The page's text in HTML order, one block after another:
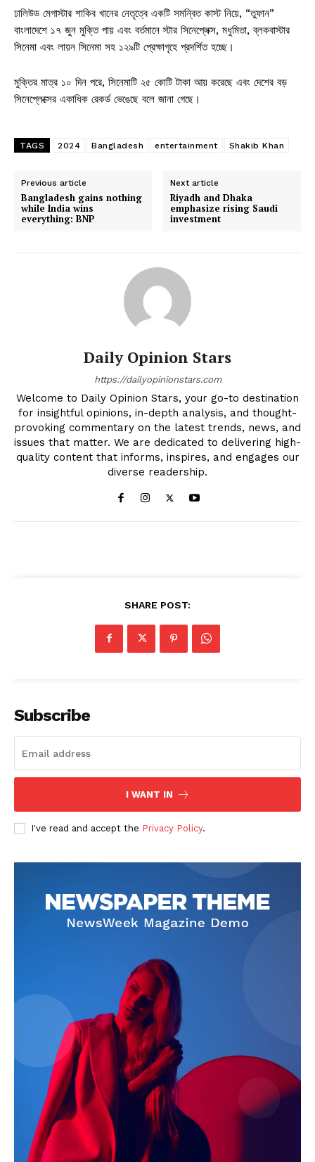
ঢালিউড মেগাস্টার শাকিব খানের নেতৃত্বে একটি সমন্বিত কাস্ট নিয়ে, “তুফান”
বাংলাদেশে ১৭ জুন মুক্তি পায় এবং বর্তমানে স্টার সিনেপ্লেক্স, মধুমিতা, ব্লকবাস্টার
সিনেমা এবং লায়ন সিনেমা সহ ১২৯টি প্রেক্ষাগৃহে প্রদর্শিত হচ্ছে।
মুক্তির মাত্র ১০ দিন পরে, সিনেমাটি ২৫ কোটি টাকা আয় করেছে এবং দেশের বড়
সিনেপ্লেক্সের একাধিক রেকর্ড ভেঙেছে বলে জানা গেছে।
TAGS 2024 Bangladesh entertainment Shakib Khan
Previous article
Bangladesh gains nothing
while India wins
everything: BNP
Next article
Riyadh and Dhaka
emphasize rising Saudi
investment
Daily Opinion Stars
https://dailyopinionstars.com
Welcome to Daily Opinion Stars, your go-to destination
for insightful opinions, in-depth analysis, and thought-
provoking commentary on the latest trends, news, and
issues that matter. We are dedicated to delivering high-
quality content that informs, inspires, and engages our
diverse readership.
SHARE POST:
Subscribe
I WANT IN
I've read and accept the Privacy Policy.